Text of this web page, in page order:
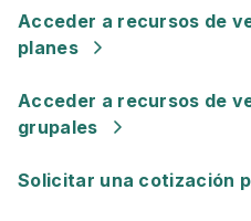
Acceder a recursos de
planes
Acceder a recursos de
grupales
Solicitar una cotización